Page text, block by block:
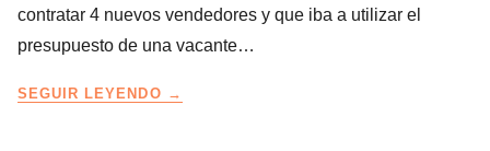
contratar 4 nuevos vendedores y que iba a utilizar el
presupuesto de una vacante…
SEGUIR LEYENDO